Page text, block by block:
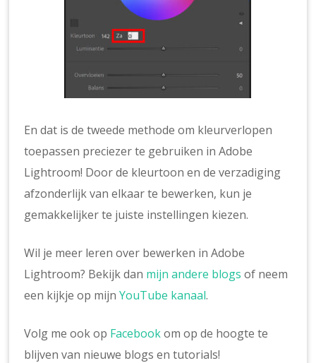
En dat is de tweede methode om kleurverlopen
toepassen preciezer te gebruiken in Adobe
Lightroom! Door de kleurtoon en de verzadiging
afzonderlijk van elkaar te bewerken, kun je
gemakkelijker te juiste instellingen kiezen.
Wil je meer leren over bewerken in Adobe
Lightroom? Bekijk dan mijn andere blogs of neem
een kijkje op mijnYouTube kanaal.
Volg me ook op Facebookom op de hoogte te
blijven van nieuwe blogs en tutorials!